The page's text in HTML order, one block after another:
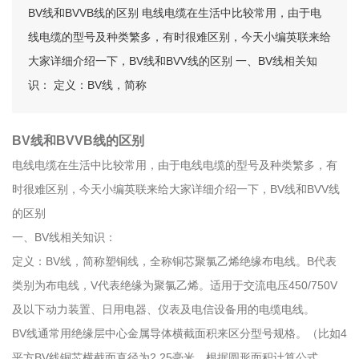
BV线和BVVB线的区别 电线电缆在生活中比较常用，由于电
线电缆的型号及种类繁多，有时很难区别，今天小编英联来给
大家详细介绍一下，BV线和BVV线的区别 一、BV线相关知
识： 定义：BV线，简称
BV线和BVVB线的区别
电线电缆在生活中比较常用，由于电线电缆的型号及种类繁多，有
时很难区别，今天小编英联来给大家详细介绍一下，BV线和BVV线
的区别
一、BV线相关知识：
定义：BV线，简称塑铜线，全称铜芯聚氯乙烯绝缘布电线。B代表
类别为布电线，V代表绝缘为聚氯乙烯。适用于交流电压450/750V
及以下动力装置、日用电器、仪表及电信设备用的电缆电线。
BV线通常用绝缘层中心金属导体横截面积来区分型号规格。（比如4